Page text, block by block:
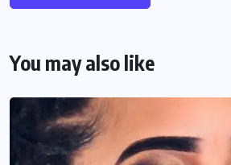
You may also like